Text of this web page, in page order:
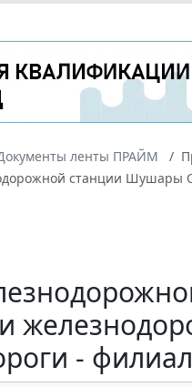
ленты ПРАЙМ
станции Шушары
-